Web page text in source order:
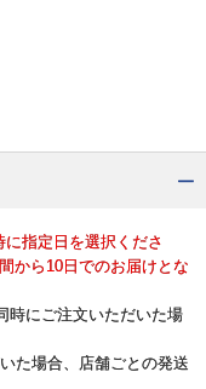
指定日を選択くださ
から10日でのお届けとな
時にご注文いただいた場
た場合、店舗ごとの発送